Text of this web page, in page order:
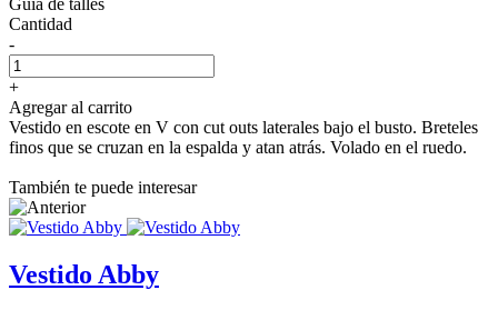
Cantidad
-
+
Agregar al carrito
Vestido en escote en V con cut outs laterales bajo el busto. Breteles
finos que se cruzan en la espalda y atan atrás. Volado en el ruedo.
También te puede interesar
Vestido Abby